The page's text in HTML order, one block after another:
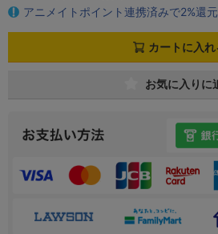
アニメイトポイント連携済みで2%還元
カートに入れ
お気に入りに